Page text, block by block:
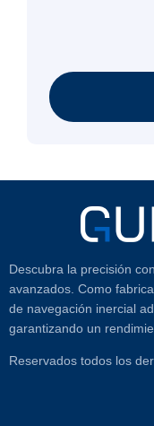
Descubra la precisión
avanzados. Como
de navegación inercial
garantizando un
Reservados todos los